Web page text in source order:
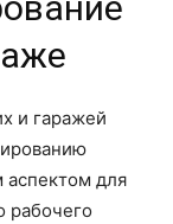
и гаражей
аспектом для
рабочего